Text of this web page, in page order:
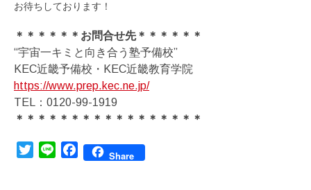
お待ちしております！
＊＊＊＊＊＊お問合せ先＊＊＊＊＊＊
“宇宙一キミと向き合う塾予備校”
KEC近畿予備校・KEC近畿教育学院
https://www.prep.kec.ne.jp/
TEL：0120-99-1919
＊＊＊＊＊＊＊＊＊＊＊＊＊＊＊＊＊
TwitterLine FacebookShare